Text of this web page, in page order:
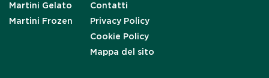
Martini Gelato
Martini Frozen
Contatti
Privacy Policy
Cookie Policy
Mappa del sito